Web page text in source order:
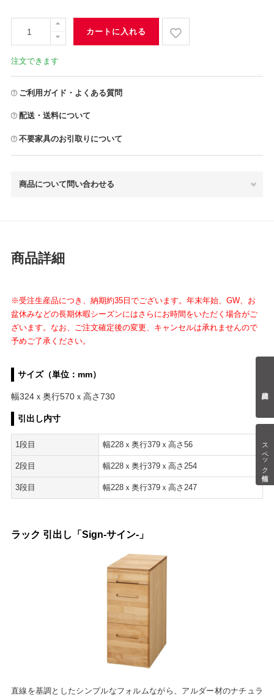
スペック情報
カートに入れる
注文できます
ご利用ガイド・よくある質問
配送・送料について
不要家具のお引取りについて
商品について問い合わせる
商品詳細
※受注生産品につき、納期約35日でございます。年末年始、GW、お
盆休みなどの長期休暇シーズンにはさらにお時間をいただく場合がご
ざいます。なお、ご注文確定後の変更、キャンセルは承れませんので
予めご了承ください。
サイズ（単位：mm）
幅324ｘ奥行570ｘ高さ730
引出し内寸
1段目 幅228ｘ奥行379ｘ高さ56
2段目 幅228ｘ奥行379ｘ高さ254
3段目 幅228ｘ奥行379ｘ高さ247
ラック 引出し「Sign-サイン-」
直線を基調としたシンプルなフォルムながら、アルダー材のナチュラ